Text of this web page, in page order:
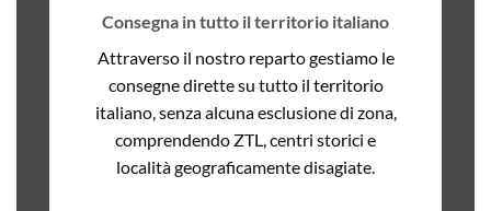
Consegna in tutto il territorio italiano
Attraverso il nostro reparto gestiamo le
consegne dirette su tutto il territorio
italiano, senza alcuna esclusione di zona,
comprendendo ZTL, centri storici e
località geograficamente disagiate.